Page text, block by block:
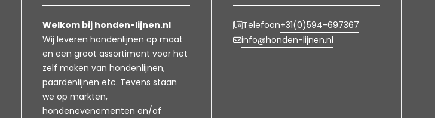
Welkom bij honden-lijnen.nl
Wij leveren hondenlijnen op maat
en een groot assortiment voor het
zelf maken van hondenlijnen,
paardenlijnen etc. Tevens staan
we op markten,
hondenevenementen en/of
Telefoon+31(0)594-697367
info@honden-lijnen.nl